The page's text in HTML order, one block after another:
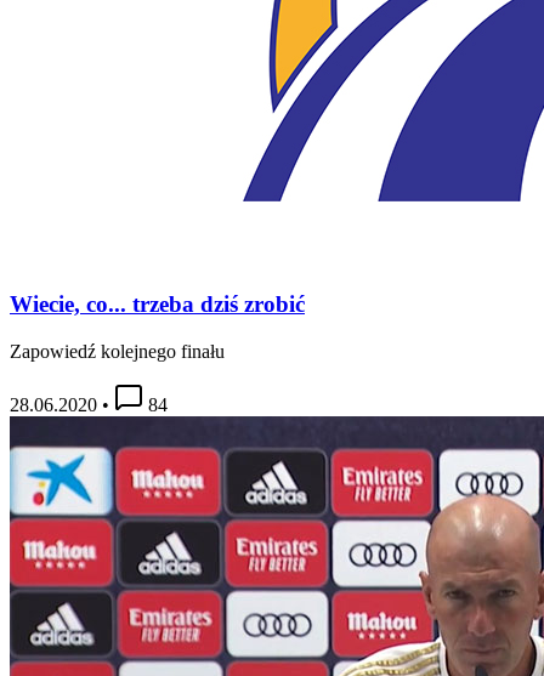
Wiecie, co... trzeba dziś zrobić
Zapowiedź kolejnego finału
28.06.2020 • 84